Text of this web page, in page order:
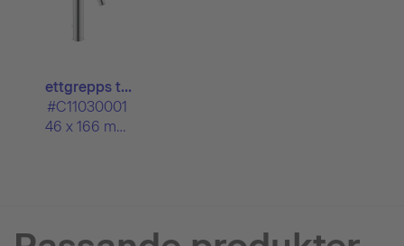
ettgrepps t...
#C11030001
46 x 166 mm